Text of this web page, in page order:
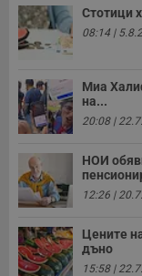
Стотици
08:14 |
Миа
на...
20:08 |
НОИ
12:26 |
Цените
дъно
15:58 |
Строго
влизане и
се използва
бисквитки.
Име